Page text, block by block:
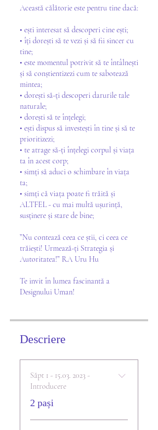
Această călătorie este pentru tine dacă:
• ești interesat să descoperi cine ești;
• îți dorești să te vezi și să fii sincer cu
tine;
• este momentul potrivit să te întâlnești
și să conștientizezi cum te sabotează
mintea;
• dorești să-ți descoperi darurile tale
naturale;
• dorești să te înțelegi;
• ești dispus să investești în tine și să te
prioritizezi;
• te atrage să-ți înțelegi corpul și viața
ta în acest corp;
• simți să aduci o schimbare în viața
ta;
• simți că viața poate fi trăită și
ALTFEL - cu mai multă ușurință,
susținere și stare de bine;
”Nu contează ceea ce știi, ci ceea ce
trăiești! Urmează-ți Strategia și
Autoritatea!” RA Uru Hu
Te invit în lumea fascinantă a
Descriere
Săpt 1 - 15.03. 2023 -
Introducere
.2 pași